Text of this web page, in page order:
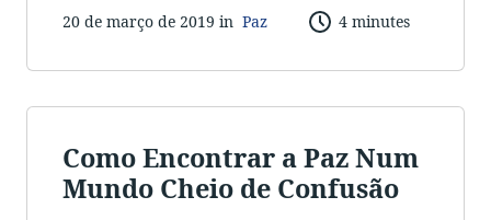
20 de março de 2019 in Paz 4 minutes
Como Encontrar a Paz Num
Mundo Cheio de Confusão